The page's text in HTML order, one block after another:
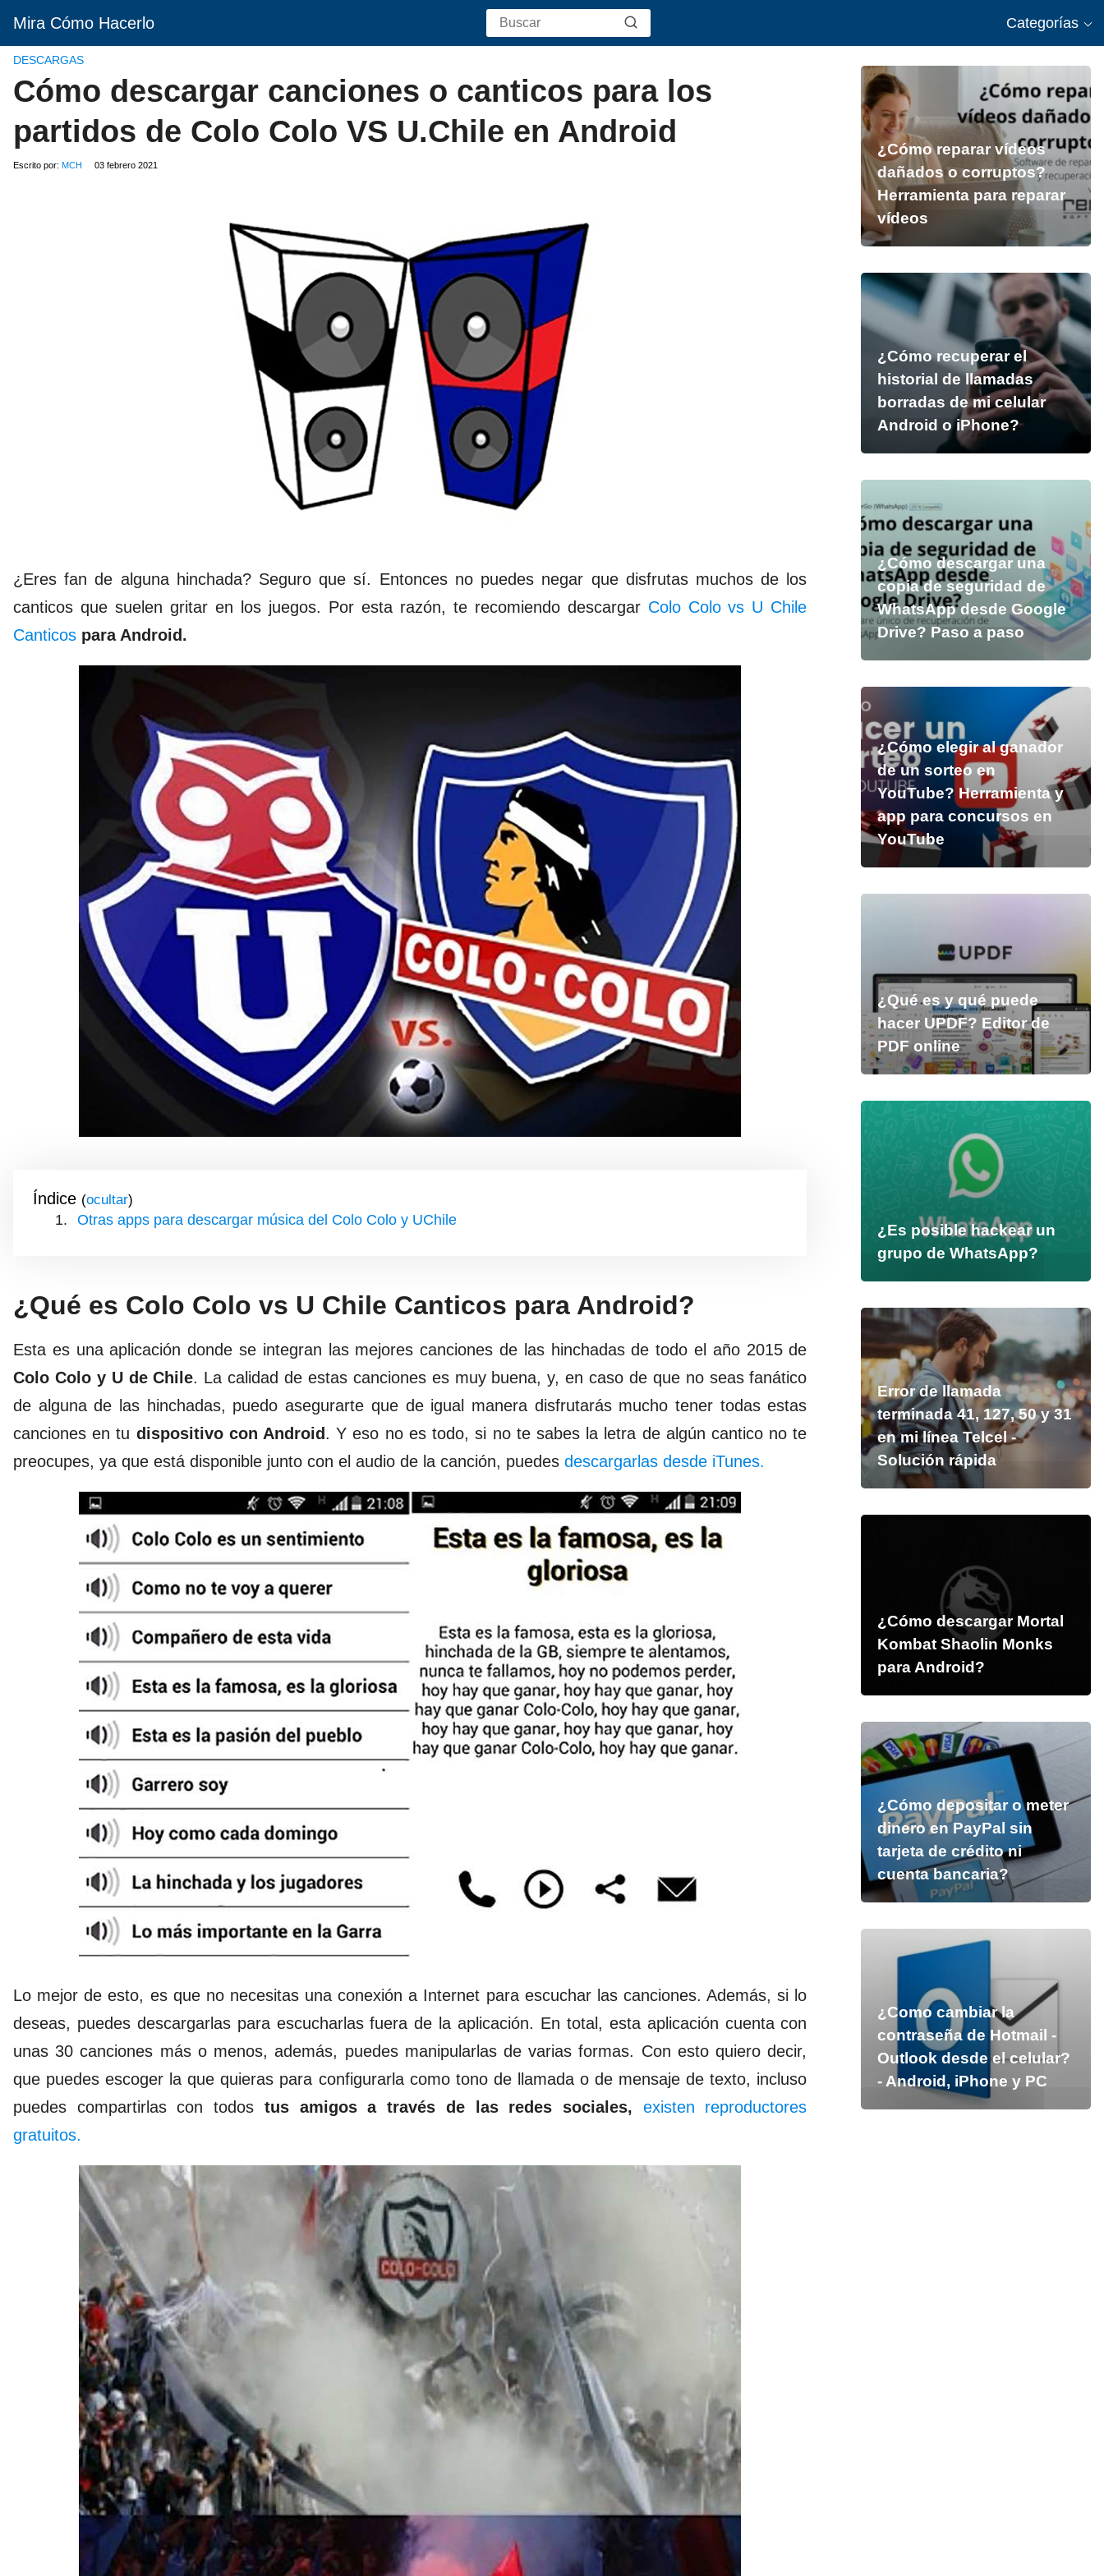
Mira Cómo Hacerlo Categorías
DESCARGAS
Cómo descargar canciones o canticos para los
partidos de Colo Colo VS U.Chile en Android
Escrito por: MCH 03 febrero 2021
¿Eres fan de alguna hinchada? Seguro que sí. Entonces no puedes negar que disfrutas muchos de los
canticos que suelen gritar en los juegos. Por esta razón, te recomiendo descargar Colo Colo vs U Chile
Canticos para Android.
Índice ( )
Otras apps para descargar música del Colo Colo y UChile
¿Qué es Colo Colo vs U Chile Canticos para Android?
Esta es una aplicación donde se integran las mejores canciones de las hinchadas de todo el año 2015 de
Colo Colo y U de Chile. La calidad de estas canciones es muy buena, y, en caso de que no seas fanático
de alguna de las hinchadas, puedo asegurarte que de igual manera disfrutarás mucho tener todas estas
canciones en tu dispositivo con Android . Y eso no es todo, si no te sabes la letra de algún cantico no te
preocupes, ya que está disponible junto con el audio de la canción, puedes descargarlas desde iTunes.
Lo mejor de esto, es que no necesitas una conexión a Internet para escuchar las canciones. Además, si lo
deseas, puedes descargarlas para escucharlas fuera de la aplicación. En total, esta aplicación cuenta con
unas 30 canciones más o menos, además, puedes manipularlas de varias formas. Con esto quiero decir,
que puedes escoger la que quieras para configurarla como tono de llamada o de mensaje de texto, incluso
puedes compartirlas con todos tus amigos a través de las redes sociales, existen reproductores
gratuitos.
¿Cómo reparar vídeos
dañados o corruptos?
Herramienta para reparar
vídeos
¿Cómo recuperar el
historial de llamadas
borradas de mi celular
Android o iPhone?
¿Cómo descargar una
copia de seguridad de
WhatsApp desde Google
Drive? Paso a paso
¿Cómo elegir al ganador
de un sorteo en
YouTube? Herramienta y
app para concursos en
YouTube
¿Qué es y qué puede
hacer UPDF? Editor de
PDF online
¿Es posible hackear un
grupo de WhatsApp?
Error de llamada
terminada 41, 127, 50 y 31
en mi línea Telcel -
Solución rápida
¿Cómo descargar Mortal
Kombat Shaolin Monks
para Android?
¿Cómo depositar o meter
dinero en PayPal sin
tarjeta de crédito ni
cuenta bancaria?
¿Como cambiar la
contraseña de Hotmail -
Outlook desde el celular?
- Android, iPhone y PC